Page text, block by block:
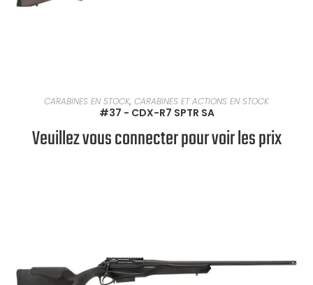
EN SAVOIR PLUS
CARABINES EN STOCK, CARABINES ET ACTIONS EN STOCK
#37 - CDX-R7 SPTR SA
Veuillez vous connecter pour voir les prix